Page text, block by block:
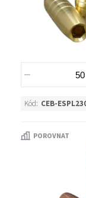
Kód: CEB-
POROVNAT